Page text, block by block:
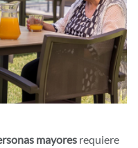
mayores requiere